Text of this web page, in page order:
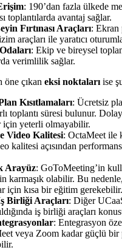
: 190’dan fazla ülkede
toplantılarda avantaj sağlar.
Fırtınası Araçları: Ekran
araçları ile yaratıcı
: Ekip ve bireysel
verimlilik sağlar.
öne çıkan eksi noktaları ise
Kısıtlamaları: Ücretsiz
toplantı süresi bulunur.
için yeterli olmayabilir.
Video Kalitesi: OctaMeet ile
kalitesi açısından
Arayüz: GoToMeeting’in
karmaşık olabilir. Bu
için kısa bir eğitim gerekebilir.
Birliği Araçları: Diğer
iş birliği araçları
: Entegrasyon
veya Zoom kadar güçlü bir